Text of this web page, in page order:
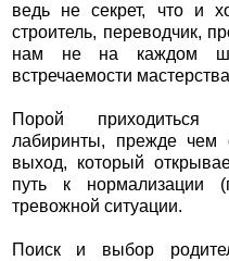
ведь не секрет, что и
строитель, переводчик,
нам не на каждом
встречаемости
Порой приходиться
лабиринты, прежде чем
выход, который
путь к нормализации
тревожной ситуации.
Поиск и выбор